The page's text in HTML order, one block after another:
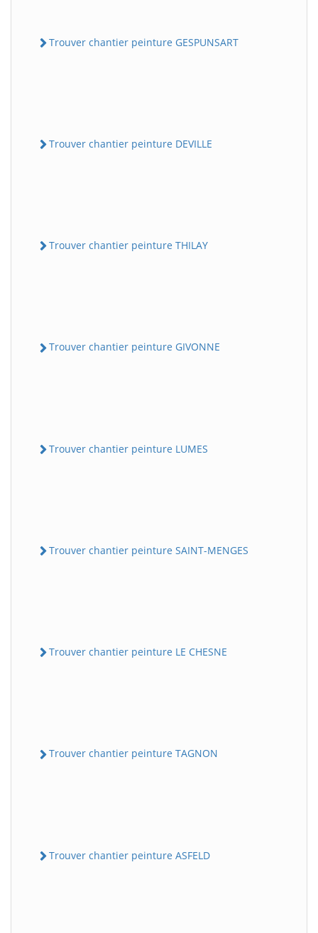
Trouver chantier peinture GESPUNSART
Trouver chantier peinture DEVILLE
Trouver chantier peinture THILAY
Trouver chantier peinture GIVONNE
Trouver chantier peinture LUMES
Trouver chantier peinture SAINT-MENGES
Trouver chantier peinture LE CHESNE
Trouver chantier peinture TAGNON
Trouver chantier peinture ASFELD